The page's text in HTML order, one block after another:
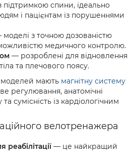
підтримкою спини, ідеально
і пацієнтам із порушеннями
з точною дозованістю
медичного контролю.
— розроблені для відновлення
та плечового поясу.
моделей мають магнітну систему
регулювання, анатомічні
сумісність із кардіологічним
велотренажера
— це найкращий